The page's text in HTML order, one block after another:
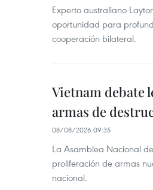
Experto australiano
oportunidad para
cooperación bilateral.
Vietnam debate
armas de
08/08/2026 09:35
La Asamblea Nacional
proliferación de armas
nacional.